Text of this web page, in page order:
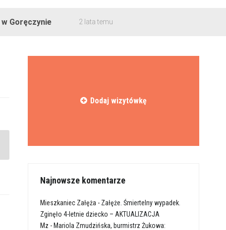
2 lata temu
Dodaj wizytówkę
Najnowsze komentarze
Mieszkaniec Załęża - Załęże. Śmiertelny wypadek.
Zginęło 4-letnie dziecko – AKTUALIZACJA
Mz - Mariola Zmudzińska, burmistrz Żukowa: